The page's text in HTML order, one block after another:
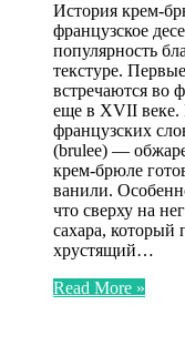
История крем-
французское
популярность
текстуре.
встречаются во
еще в XVII веке.
французских
(brulee) —
крем-брюле
ванили.
что сверху на
сахара,
хрустящий…
Read More »